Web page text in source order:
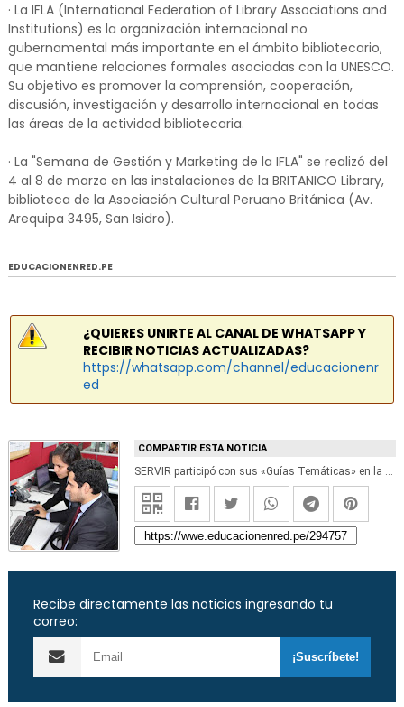
· La IFLA (International Federation of Library Associations and
Institutions) es la organización internacional no
gubernamental más importante en el ámbito bibliotecario,
que mantiene relaciones formales asociadas con la UNESCO.
Su objetivo es promover la comprensión, cooperación,
discusión, investigación y desarrollo internacional en todas
las áreas de la actividad bibliotecaria.
· La "Semana de Gestión y Marketing de la IFLA" se realizó del
4 al 8 de marzo en las instalaciones de la BRITANICO Library,
biblioteca de la Asociación Cultural Peruano Británica (Av.
Arequipa 3495, San Isidro).
EDUCACIONENRED.PE
¿QUIERES UNIRTE AL CANAL DE WHATSAPP Y
RECIBIR NOTICIAS ACTUALIZADAS?
https://whatsapp.com/channel/educacionenr
ed
COMPARTIR ESTA NOTICIA
SERVIR participó con sus «Guías Temáticas» en la Semana de Gestión y Marketing de la IFLA
Recibe directamente las noticias ingresando tu
correo: